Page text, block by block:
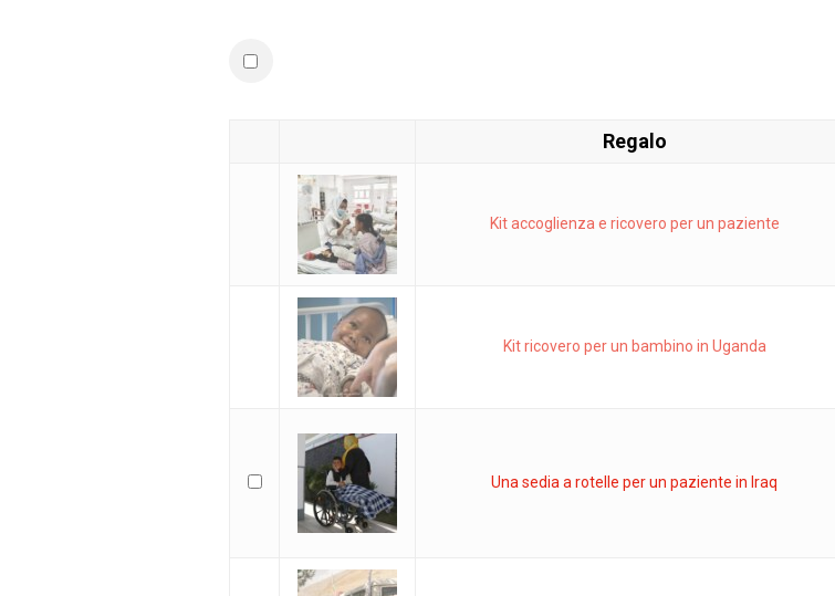
Regalo
Kit accoglienza e ricovero per un paziente
Kit ricovero per un bambino in Uganda
Una sedia a rotelle per un paziente in Iraq